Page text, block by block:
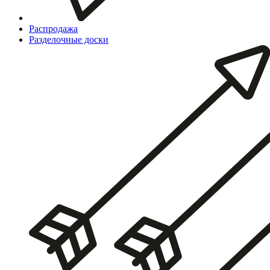
Распродажа
Разделочные доски